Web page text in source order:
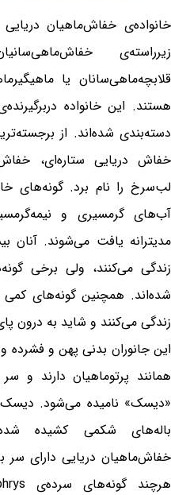
زیرراسته‌ی
قلابچه‌ماهی‌سانان یا
دسته‌بندی شده‌اند. از
خفاش دریایی ستاره‌ای،
لب‌سرخ را نام برد. گونه‌های
آب‌های گرمسیری و
شده‌اند. همچنین گونه‌های کمی
زندگی می‌کنند و شاید به درون
این جانوران بدنی پهن و فشرده
همانند پرتوماهیان دارند و
«دیسک» نامیده می‌شود. دیسک
باله‌های شکمی کشیده
خفاش‌ماهیان دریایی دارای